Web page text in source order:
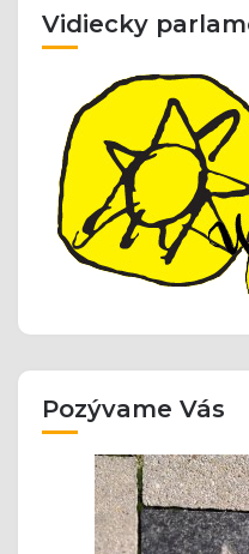
Vidiecky
Pozývame Vás